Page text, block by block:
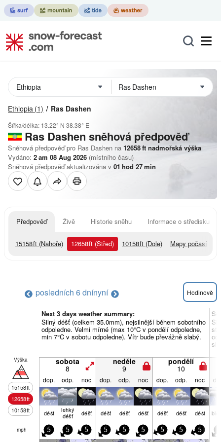
Ethiopia (1) Ras Dashen
Šířka/délka: 13.22° N 38.38° E
Ras Dashen sněhová předpověď
Sněhová předpověď pro Ras Dashen na 12658ft nadmořská výška
Vydáno: 2 am 08 Aug 2026 (místního času)
Sněhová předpověď aktualizována v 01 hod 27min
Předpověď Živě Historie sněhu Informace o středisku
15158ft (Nahoře) 12658ft (Střed) 10158ft (Dole) Mapy počasí
posledních 6 dnínyní Hodinově
Next 3 days weather summary:
Silný déšť (celkem 35.0mm), nejsilnější během sobotního
odpoledne. Velmi mírné (max 10°C v pondělí odpoledne,
min 7°C v sobotu odpoledne). Vítr bude převážně slabý.
Výška
15158ft
12658ft
10158ft
sobota
8
neděle
9
pondělí
10
dop. odp. noc dop. odp. noc dop. odp. noc
déšť lehký
déšť déšť déšť déšť déšť déšť déšť déšť
mph 5 5 5 5 5 5 5 5 5